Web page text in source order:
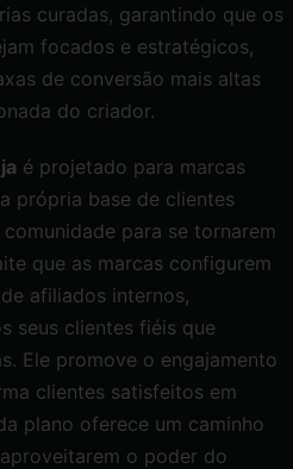
curadas, garantindo que os
focados e estratégicos,
de conversão mais altas
do criador.
é projetado para marcas
própria base de clientes
para se tornarem
que as marcas configurem
afiliados internos,
seus clientes fiéis que
Ele promove o engajamento
clientes satisfeitos em
plano oferece um caminho
o poder do